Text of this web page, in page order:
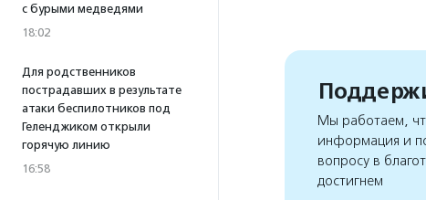
с бурыми медведями
18:02
Для родственников
пострадавших в результате
атаки беспилотников под
Геленджиком открыли
горячую линию
16:58
Мы работаем,
информация и
вопросу в
достигнем